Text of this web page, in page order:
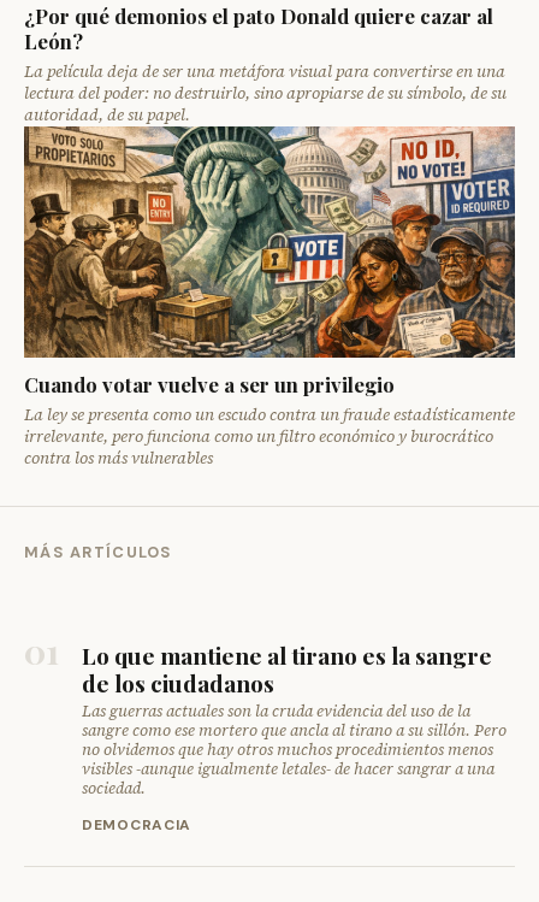
¿Por qué demonios el pato Donald quiere cazar al
León?
La película deja de ser una metáfora visual para convertirse en una
lectura del poder: no destruirlo, sino apropiarse de su símbolo, de su
autoridad, de su papel.
Cuando votar vuelve a ser un privilegio
La ley se presenta como un escudo contra un fraude estadísticamente
irrelevante, pero funciona como un filtro económico y burocrático
contra los más vulnerables
MÁS ARTÍCULOS
01
Lo que mantiene al tirano es la sangre
de los ciudadanos
Las guerras actuales son la cruda evidencia del uso de la
sangre como ese mortero que ancla al tirano a su sillón. Pero
no olvidemos que hay otros muchos procedimientos menos
visibles -aunque igualmente letales- de hacer sangrar a una
sociedad.
DEMOCRACIA